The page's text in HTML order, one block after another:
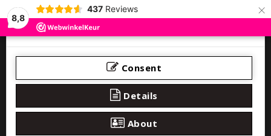
8,8
437 Reviews ×
Consent
Details
About